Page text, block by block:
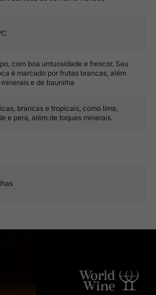
com boa untuosidade e frescor. Seu
é marcado por frutas brancas, além
e de baunilha
brancas e tropicais, como lima,
e pera, além de toques minerais.